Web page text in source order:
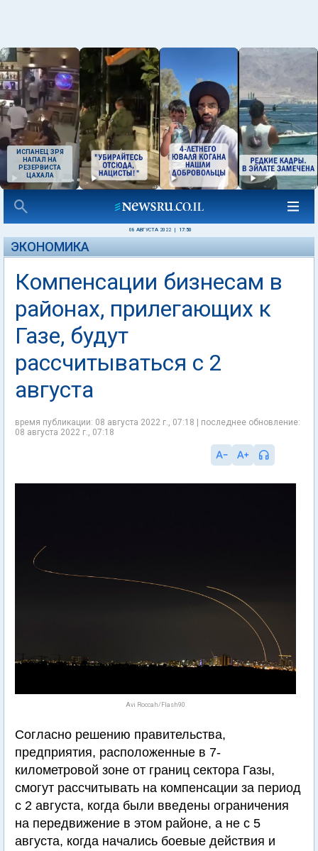
ИСПАНЕЦ ЗРЯ
НАПАЛ НА
РЕЗЕРВИСТА
ЦАХАЛА
08 АВГУСТА 2022 17:50
ЭКОНОМИКА
Компенсации бизнесам в
районах, прилегающих к
Газе, будут
рассчитываться с 2
августа
время публикации: 08 августа 2022 г., 07:18 | последнее обновление:
08 августа 2022 г., 07:18
Avi Roccah/Flash90
Согласно решению правительства,
предприятия, расположенные в 7-
километровой зоне от границ сектора Газы,
смогут рассчитывать на компенсации за период
с 2 августа, когда были введены ограничения
на передвижение в этом районе, а не с 5
августа, когда начались боевые действия и